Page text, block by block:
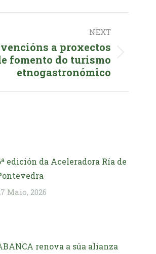
NEXT
a proxectos
fomento do turismo
etnogastronómico
edición da Aceleradora Ría de
Maio, 2026
renova a súa alianza